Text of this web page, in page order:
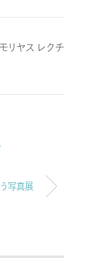
リヤス レクチ
写真展